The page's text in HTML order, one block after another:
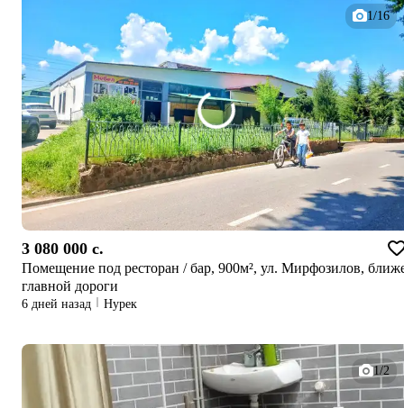
1/16
3 080 000 c.
Помещение под ресторан / бар, 900м², ул. Мирфозилов, ближе
главной дороги
6 дней назад Нурек
1/2